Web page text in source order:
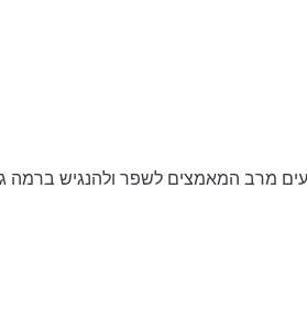
מרב המאמצים לשפר ולהנגיש ברמה